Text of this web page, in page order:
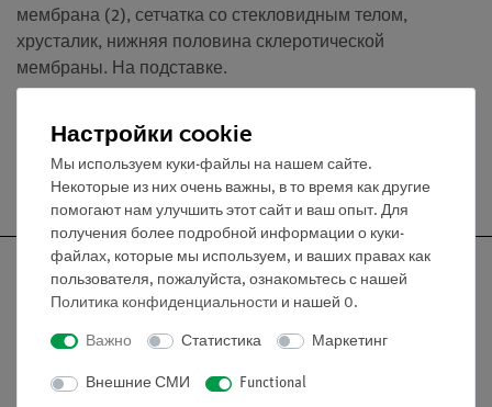
мембрана (2), сетчатка со стекловидным телом,
хрусталик, нижняя половина склеротической
мембраны. На подставке.
Бесплатная доставка от 300,- €
Nach oben
Настройки cookie
Мы используем куки-файлы на нашем сайте.
Некоторые из них очень важны, в то время как другие
помогают нам улучшить этот сайт и ваш опыт. Для
получения более подробной информации о куки-
файлах, которые мы используем, и ваших правах как
пользователя, пожалуйста, ознакомьтесь с нашей
Политика конфиденциальности и нашей 0.
Важно Статистика Маркетинг
Внешние СМИ Functional